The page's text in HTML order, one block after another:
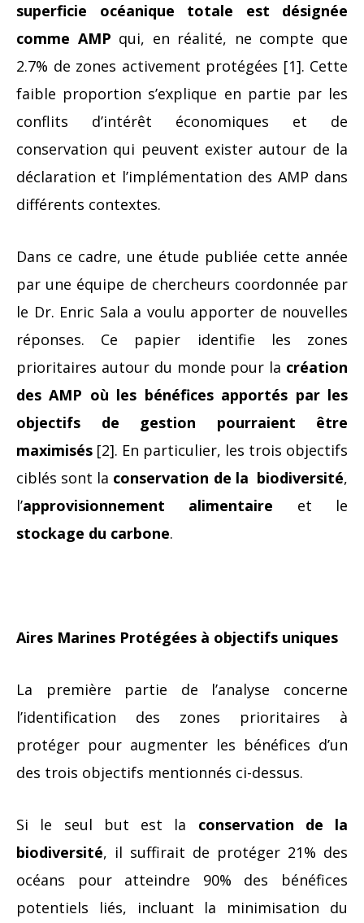
superficie océanique totale est désignée
comme AMP qui, en réalité, ne compte que
2.7% de zones activement protégées [1]. Cette
faible proportion s’explique en partie par les
conflits d’intérêt économiques et de
conservation qui peuvent exister autour de la
déclaration et l’implémentation des AMP dans
différents contextes.
Dans ce cadre, une étude publiée cette année
par une équipe de chercheurs coordonnée par
le Dr. Enric Sala a voulu apporter de nouvelles
réponses. Ce papier identifie les zones
prioritaires autour du monde pour la création
des AMP où les bénéfices apportés par les
objectifs de gestion pourraient être
maximisés [2]. En particulier, les trois objectifs
ciblés sont la conservation de la biodiversité,
l’approvisionnement alimentaire et le
stockage du carbone.
Aires Marines Protégées à objectifs uniques
La première partie de l’analyse concerne
l’identification des zones prioritaires à
protéger pour augmenter les bénéfices d’un
des trois objectifs mentionnés ci-dessus.
Si le seul but est la conservation de la
biodiversité, il suffirait de protéger 21% des
océans pour atteindre 90% des bénéfices
potentiels liés, incluant la minimisation du